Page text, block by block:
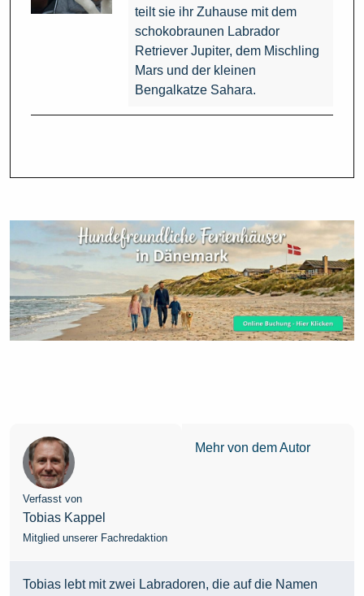
teilt sie ihr Zuhause mit dem
schokobraunen Labrador
Retriever Jupiter, dem Mischling
Mars und der kleinen
Bengalkatze Sahara.
Verfasst von
Tobias Kappel
Mitglied unserer Fachredaktion
Mehr von dem Autor
Tobias lebt mit zwei Labradoren, die auf die Namen